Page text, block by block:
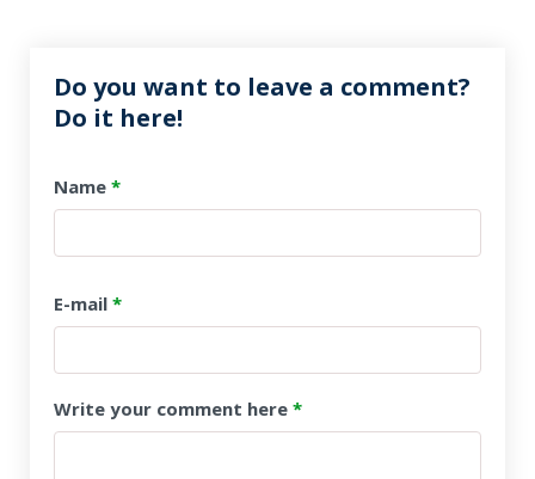
Do you want to leave a comment?
Do it here!
Name *
E-mail *
Write your comment here *